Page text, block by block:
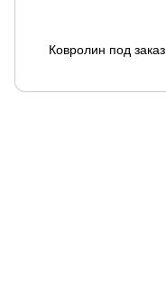
Ковролин под заказ